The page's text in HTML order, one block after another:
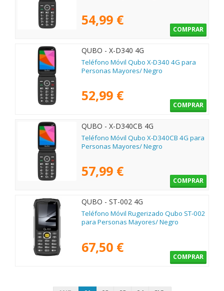
54,99 €
COMPRAR
QUBO - X-D340 4G
Teléfono Móvil Qubo X-D340 4G para
Personas Mayores/ Negro
52,99 €
COMPRAR
QUBO - X-D340CB 4G
Teléfono Móvil Qubo X-D340CB 4G para
Personas Mayores/ Negro
57,99 €
COMPRAR
QUBO - ST-002 4G
Teléfono Móvil Rugerizado Qubo ST-002
para Personas Mayores/ Negro
67,50 €
COMPRAR